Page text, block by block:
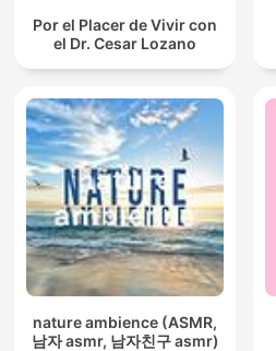
Por el Placer de Vivir con
el Dr. Cesar Lozano
nature ambience (ASMR,
남자 asmr, 남자친구 asmr)